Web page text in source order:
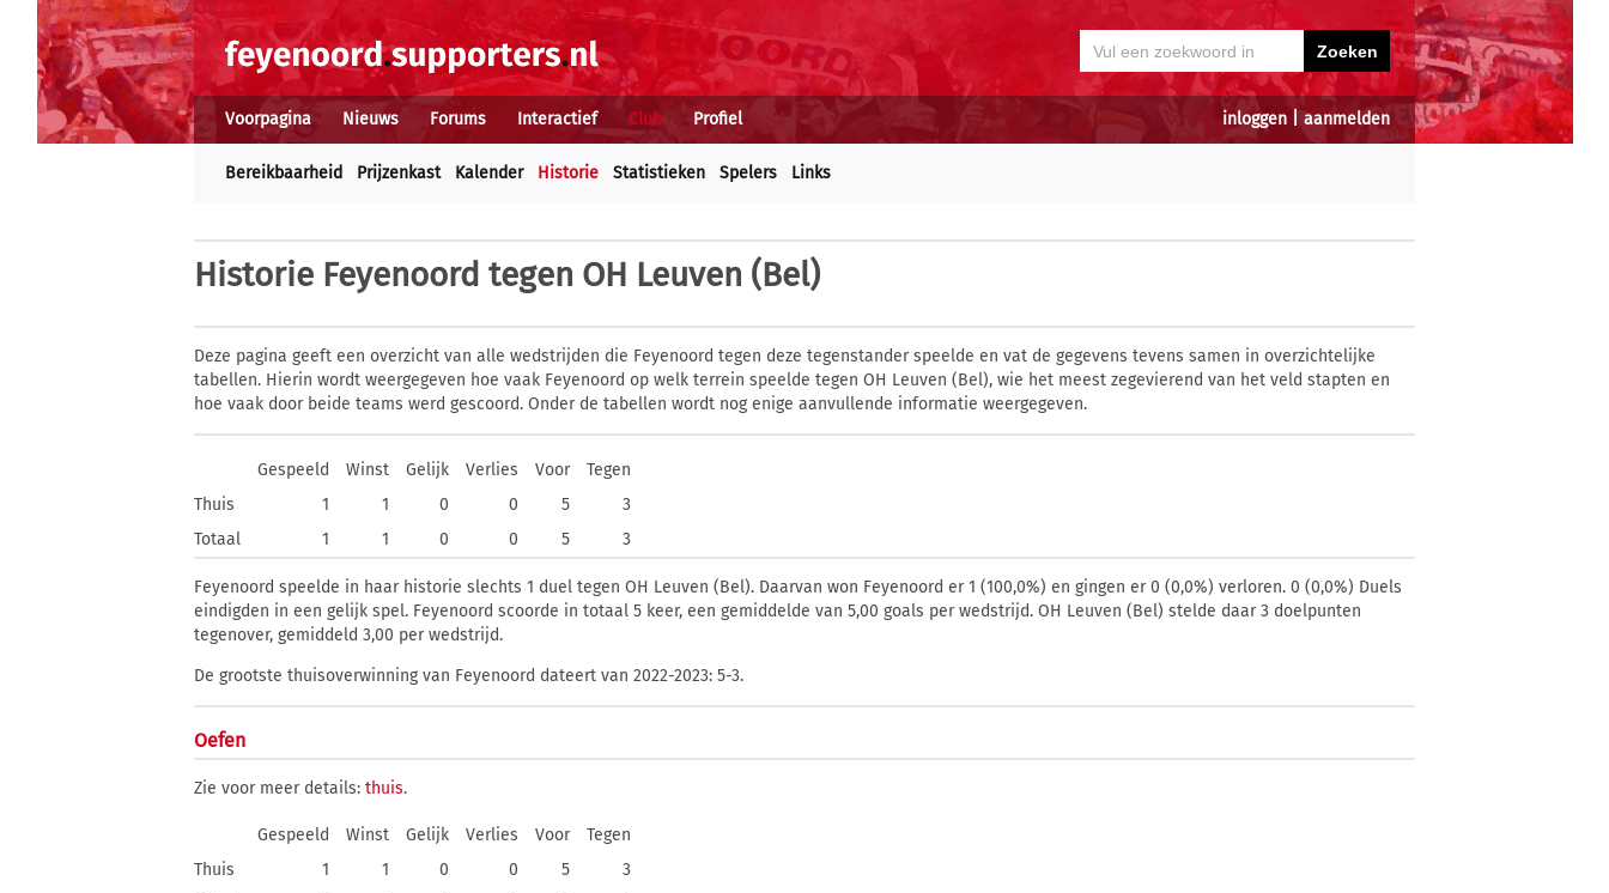
inloggen aanmelden
Voorpagina Nieuws Forums Interactief Club Profiel
Bereikbaarheid Prijzenkast Kalender Historie Statistieken Spelers Links
Historie Feyenoord tegen OH Leuven (Bel)
Deze pagina geeft een overzicht van alle wedstrijden die Feyenoord tegen deze tegenstander speelde en vat de gegevens tevens samen in overzichtelijke
tabellen. Hierin wordt weergegeven hoe vaak Feyenoord op welk terrein speelde tegen OH Leuven (Bel), wie het meest zegevierend van het veld stapten en
hoe vaak door beide teams werd gescoord. Onder de tabellen wordt nog enige aanvullende informatie weergegeven.
Gespeeld Winst Gelijk Verlies Voor
Tegen
Thuis
1 1 0 0 5
3
Totaal
1 1 0 0 5 3
Feyenoord speelde in haar historie slechts 1 duel tegen OH Leuven (Bel). Daarvan won Feyenoord er 1 (100,0%) en gingen er 0 (0,0%) verloren. 0 (0,0%) Duels
eindigden in een gelijk spel. Feyenoord scoorde in totaal 5 keer, een gemiddelde van 5,00 goals per wedstrijd. OH Leuven (Bel) stelde daar 3 doelpunten
tegenover, gemiddeld 3,00 per wedstrijd.
De grootste thuisoverwinning van Feyenoord dateert van 2022-2023: 5-3.
Oefen
Zie voor meer details: thuis.
Gespeeld Winst Gelijk Verlies Voor
Tegen
Thuis
1 1 0 0 5
3